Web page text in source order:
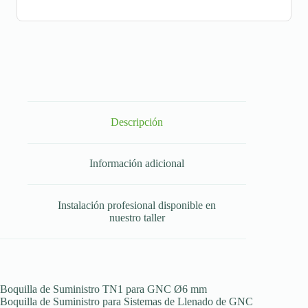
Descripción
Información adicional
Instalación profesional disponible en
nuestro taller
Boquilla de Suministro TN1 para GNC Ø6 mm
Boquilla de Suministro para Sistemas de Llenado de GNC